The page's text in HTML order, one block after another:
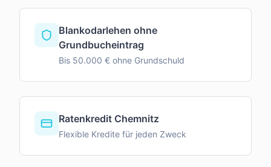
Blankodarlehen ohne
Grundbucheintrag
Bis 50.000 € ohne Grundschuld
Ratenkredit Chemnitz
Flexible Kredite für jeden Zweck